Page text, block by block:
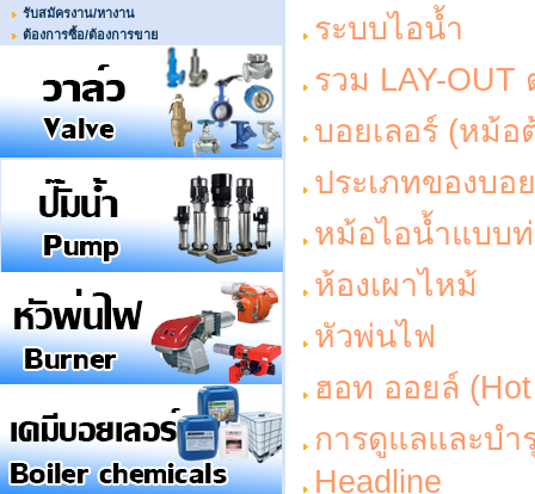
รับสมัครงาน/หางาน
ต้องการซื้อ/ต้องการขาย
ระบบไอน้ำ
รวม LAY-OUT
บอยเลอร์ (หม้อ
ประเภทของบอ
หม้อไอน้ำแบบ
ห้องเผาไหม้
หัวพ่นไฟ
ฮอท ออยล์
การดูแลและบำ
Headline